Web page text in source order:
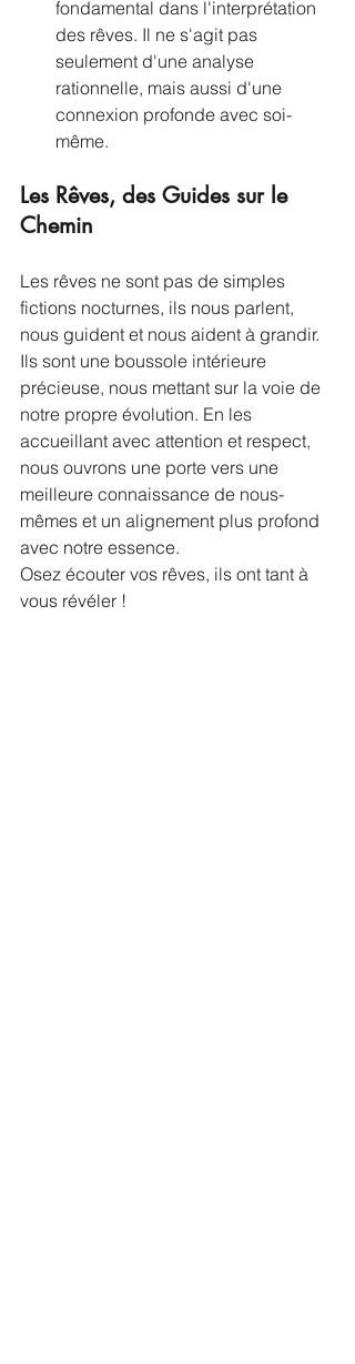
fondamental dans l'interprétation
des rêves. Il ne s'agit pas
seulement d'une analyse
rationnelle, mais aussi d'une
connexion profonde avec soi-
même.
Les Rêves, des Guides sur le
Chemin
Les rêves ne sont pas de simples
fictions nocturnes, ils nous parlent,
nous guident et nous aident à grandir.
Ils sont une boussole intérieure
précieuse, nous mettant sur la voie de
notre propre évolution. En les
accueillant avec attention et respect,
nous ouvrons une porte vers une
meilleure connaissance de nous-
mêmes et un alignement plus profond
avec notre essence.
Osez écouter vos rêves, ils ont tant à
vous révéler !